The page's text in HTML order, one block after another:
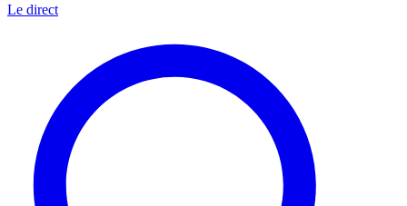
Le direct